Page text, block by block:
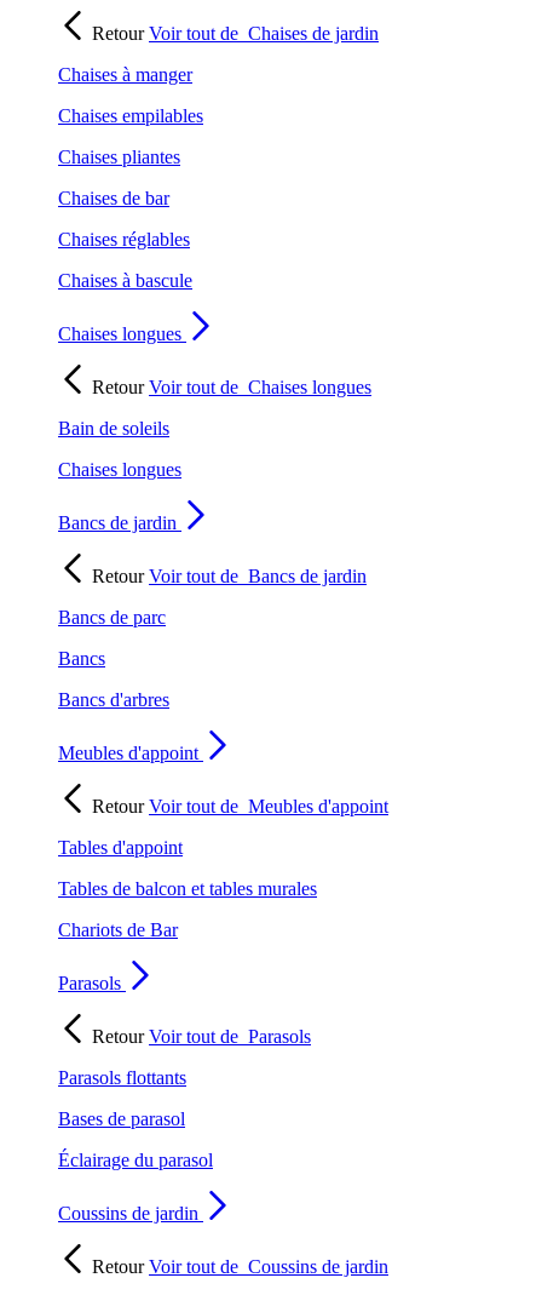
RetourVoir tout de Chaises de jardin
Chaises à manger
Chaises empilables
Chaises pliantes
Chaises de bar
Chaises réglables
Chaises à bascule
Chaises longues
RetourVoir tout de Chaises longues
Bain de soleils
Chaises longues
Bancs de jardin
RetourVoir tout de Bancs de jardin
Bancs de parc
Bancs
Bancs d'arbres
Meubles d'appoint
RetourVoir tout de Meubles d'appoint
Tables d'appoint
Tables de balcon et tables murales
Chariots de Bar
Parasols
RetourVoir tout de Parasols
Parasols flottants
Bases de parasol
Éclairage du parasol
Coussins de jardin
RetourVoir tout de Coussins de jardin